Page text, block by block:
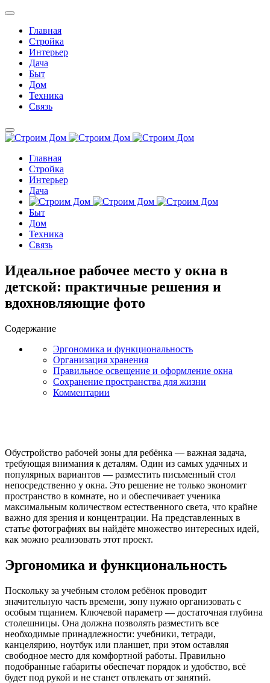
Главная
Стройка
Интерьер
Дача
Быт
Дом
Техника
Связь
Главная
Стройка
Интерьер
Дача
Быт
Дом
Техника
Связь
Идеальное рабочее место у окна в
детской: практичные решения и
вдохновляющие фото
Содержание
Эргономика и функциональность
Организация хранения
Правильное освещение и оформление окна
Сохранение пространства для жизни
Комментарии
Обустройство рабочей зоны для ребёнка — важная задача,
требующая внимания к деталям. Один из самых удачных и
популярных вариантов — разместить письменный стол
непосредственно у окна. Это решение не только экономит
пространство в комнате, но и обеспечивает ученика
максимальным количеством естественного света, что крайне
важно для зрения и концентрации. На представленных в
статье фотографиях вы найдёте множество интересных идей,
как можно реализовать этот проект.
Эргономика и функциональность
Поскольку за учебным столом ребёнок проводит
значительную часть времени, зону нужно организовать с
особым тщанием. Ключевой параметр — достаточная глубина
столешницы. Она должна позволять разместить все
необходимые принадлежности: учебники, тетради,
канцелярию, ноутбук или планшет, при этом оставляя
свободное место для комфортной работы. Правильно
подобранные габариты обеспечат порядок и удобство, всё
будет под рукой и не станет отвлекать от занятий.